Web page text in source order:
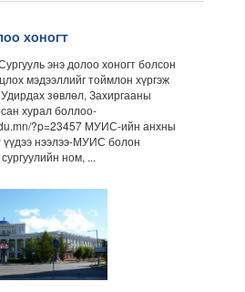
хоногт
энэ долоо хоногт болсон
мэдээллийг тоймлон хүргэж
зөвлөл, Захиргааны
хурал боллоо-
?p=23457 МУИС-ийн анхны
нээлээ-МУИС болон
ном, ...